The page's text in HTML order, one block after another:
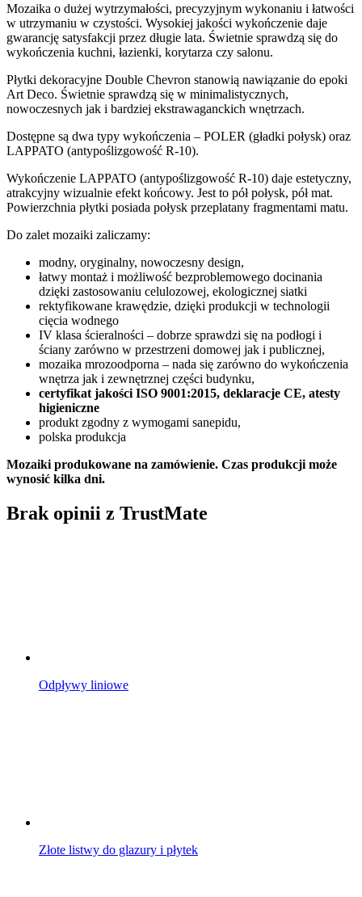
Mozaika o dużej wytrzymałości, precyzyjnym wykonaniu i łatwości
w utrzymaniu w czystości. Wysokiej jakości wykończenie daje
gwarancję satysfakcji przez długie lata. Świetnie sprawdzą się do
wykończenia kuchni, łazienki, korytarza czy salonu.
Płytki dekoracyjne Double Chevron stanowią nawiązanie do epoki
Art Deco. Świetnie sprawdzą się w minimalistycznych,
nowoczesnych jak i bardziej ekstrawaganckich wnętrzach.
Dostępne są dwa typy wykończenia – POLER (gładki połysk) oraz
LAPPATO (antypoślizgowość R-10).
Wykończenie LAPPATO (antypoślizgowość R-10) daje estetyczny,
atrakcyjny wizualnie efekt końcowy. Jest to pół połysk, pół mat.
Powierzchnia płytki posiada połysk przeplatany fragmentami matu.
Do zalet mozaiki zaliczamy:
modny, oryginalny, nowoczesny design,
łatwy montaż i możliwość bezproblemowego docinania
dzięki zastosowaniu celulozowej, ekologicznej siatki
rektyfikowane krawędzie, dzięki produkcji w technologii
cięcia wodnego
IV klasa ścieralności – dobrze sprawdzi się na podłogi i
ściany zarówno w przestrzeni domowej jak i publicznej,
mozaika mrozoodporna – nada się zarówno do wykończenia
wnętrza jak i zewnętrznej części budynku,
certyfikat jakości ISO 9001:2015, deklaracje CE, atesty
higieniczne
produkt zgodny z wymogami sanepidu,
polska produkcja
Mozaiki produkowane na zamówienie. Czas produkcji może
wynosić kilka dni.
Brak opinii z TrustMate
Odpływy liniowe
Złote listwy do glazury i płytek